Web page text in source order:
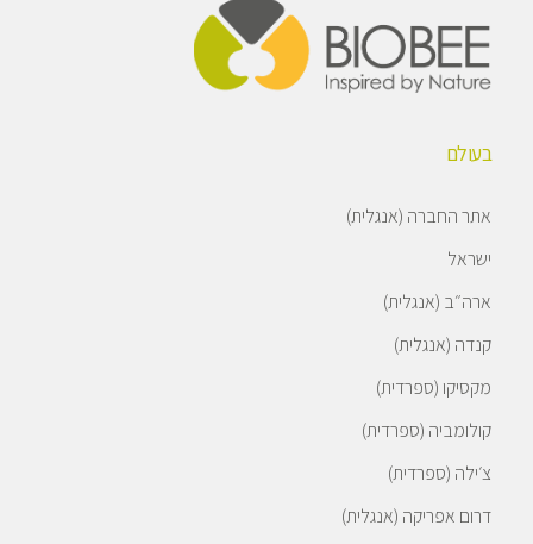
בעולם
אתר החברה (אנגלית)
ישראל
ארה״ב (אנגלית)
קנדה (אנגלית)
מקסיקו (ספרדית)
קולומביה (ספרדית)
צ׳ילה (ספרדית)
דרום אפריקה (אנגלית)